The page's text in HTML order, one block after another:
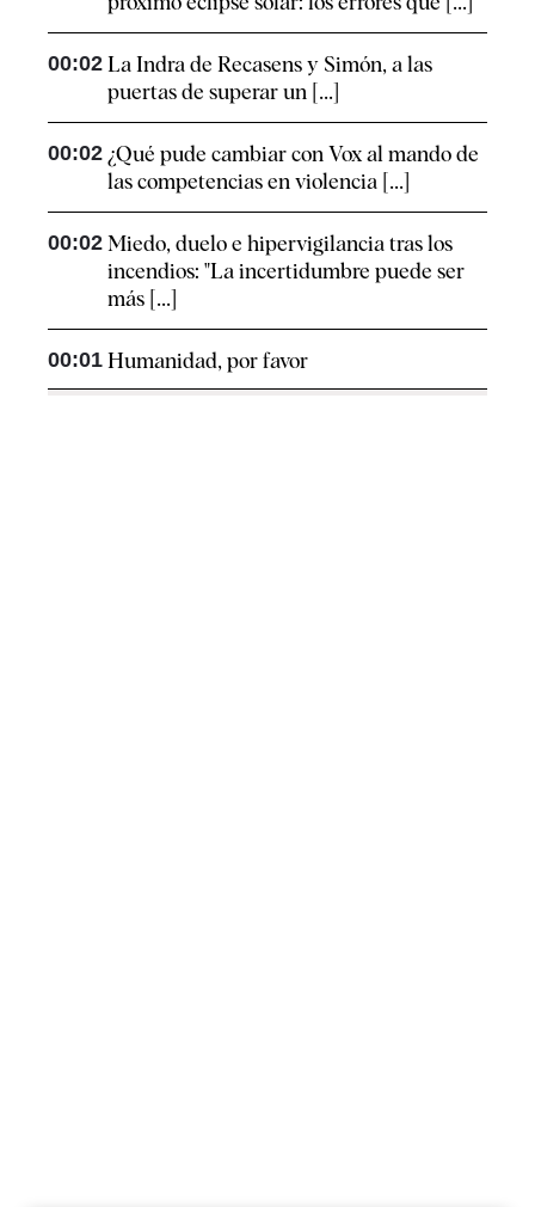
00:02 La Indra de Recasens y Simón, a las
puertas de superar un [...]
00:02 ¿Qué pude cambiar con Vox al mando de
las competencias en violencia [...]
00:02 Miedo, duelo e hipervigilancia tras los
incendios: "La incertidumbre puede ser
más [...]
00:01 Humanidad, por favor